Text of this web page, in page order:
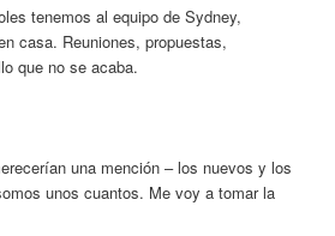
tenemos al equipo de Sydney,
casa. Reuniones, propuestas,
que no se acaba.
una mención – los nuevos y los
unos cuantos. Me voy a tomar la